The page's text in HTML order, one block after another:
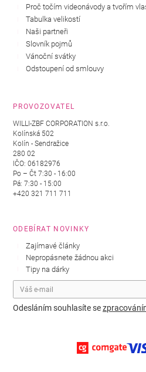
Proč točím videonávody a tvořím
Tabulka velikostí
Naši partneři
Slovník pojmů
Vánoční svátky
Odstoupení od smlouvy
PROVOZOVATEL
WILLI-ZBF CORPORATION s.r.o.
Kolínská 502
Kolín - Sendražice
280 02
IČO: 06182976
Po – Čt 7:30 - 16:00
Pá: 7:30 - 15:00
+420 321 711 711
ODEBÍRAT NOVINKY
Zajímavé články
Nepropásnete žádnou akci
Tipy na dárky
Odesláním souhlasíte se